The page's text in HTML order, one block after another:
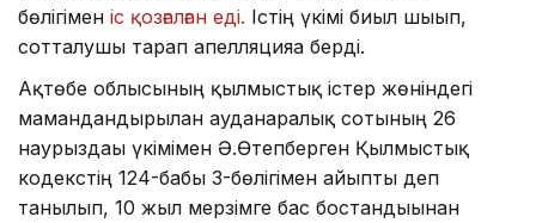
бөлігімен іс қозғалған еді. Істің үкімі биыл шығып,
сотталушы тарап апелляцияға берді.
Ақтөбе облысының қылмыстық істер жөніндегі
мамандандырылған ауданаралық сотының​ 26
наурыздағы үкімімен Ә.Өтепберген​ Қылмыстық
кодекстің 124-бабы 3-бөлігімен​ айыпты деп
танылып, 10 жыл мерзімге бас бостандығынан